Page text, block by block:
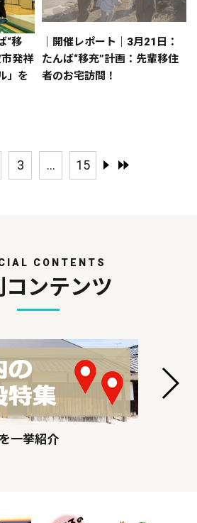
“移
発祥
」を
｜開催レポート｜3月21日：
たんば“移充”計画：先輩移住
者のお宅訪問！
3 ... 15
CONTENTS
コンテンツ
一挙紹介